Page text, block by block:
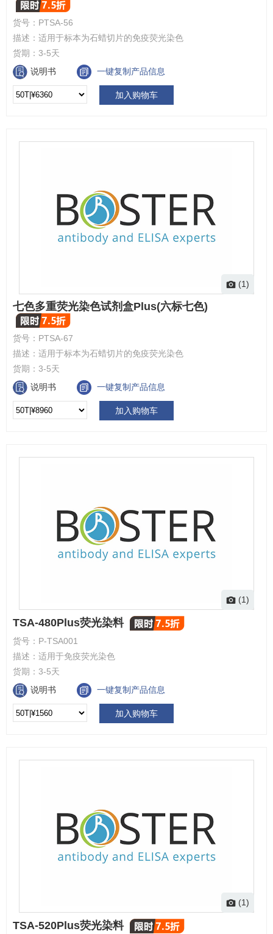
货号： PTSA-56
描述： 适用于标本为石蜡切片的免疫荧光染色
货期： 3-5天
说明书
一键复制产品信息
加入购物车
(1)
七色多重荧光染色试剂盒Plus(六标七色)
货号： PTSA-67
描述： 适用于标本为石蜡切片的免疫荧光染色
货期： 3-5天
说明书
一键复制产品信息
加入购物车
(1)
TSA-480Plus荧光染料
货号： P-TSA001
描述： 适用于免疫荧光染色
货期： 3-5天
说明书
一键复制产品信息
加入购物车
(1)
TSA-520Plus荧光染料